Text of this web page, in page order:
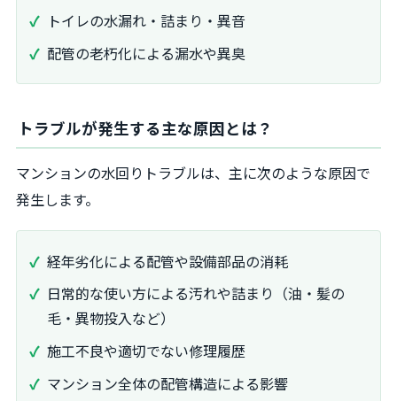
トイレの水漏れ・詰まり・異音
配管の老朽化による漏水や異臭
トラブルが発生する主な原因とは？
マンションの水回りトラブルは、主に次のような原因で
発生します。
経年劣化による配管や設備部品の消耗
日常的な使い方による汚れや詰まり（油・髪の
毛・異物投入など）
施工不良や適切でない修理履歴
マンション全体の配管構造による影響